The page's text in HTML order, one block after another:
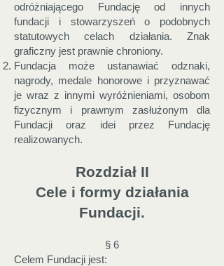
odróżniającego Fundację od innych
fundacji i stowarzyszeń o podobnych
statutowych celach działania. Znak
graficzny jest prawnie chroniony.
Fundacja może ustanawiać odznaki,
nagrody, medale honorowe i przyznawać
je wraz z innymi wyróżnieniami, osobom
fizycznym i prawnym zasłużonym dla
Fundacji oraz idei przez Fundację
realizowanych.
Rozdział II
Cele i formy działania
Fundacji.
§ 6
Celem Fundacji jest: